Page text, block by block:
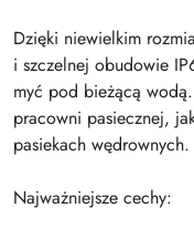
Dzięki niewielkim
i szczelnej obudowie
myć pod bieżącą
pracowni pasiecznej,
pasiekach wędrownych.
Najważniejsze cechy: